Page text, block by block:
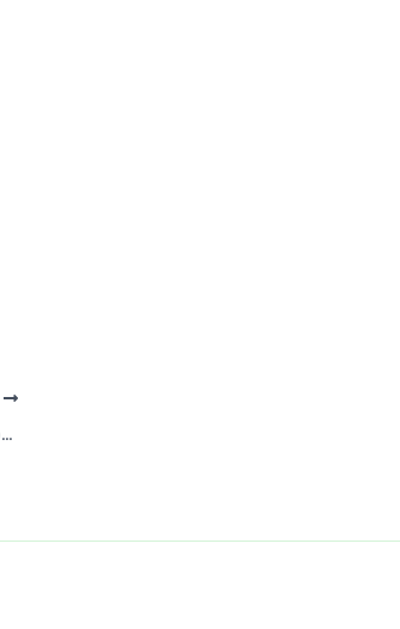
Utiliser un souffleur de feuilles pour sécher sa voiture